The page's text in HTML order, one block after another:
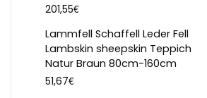
201,55€
Lammfell Schaffell Leder Fell
Lambskin sheepskin Teppich
Natur Braun 80cm-160cm
51,67€